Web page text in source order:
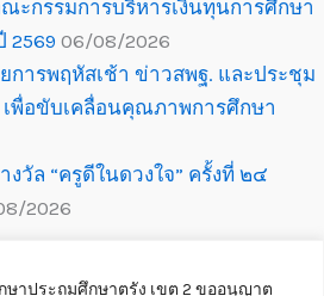
าประถมศึกษาตรัง เขต 2 ขออนุญาต
ะกรรมการบริหารเงินทุนการศึกษา
2569 06/08/2026
การพฤหัสเช้า ข่าวสพฐ. และประชุม
เพื่อขับเคลื่อนคุณภาพการศึกษา
วัล “ครูดีในดวงใจ” ครั้งที่ ๒๔
2026